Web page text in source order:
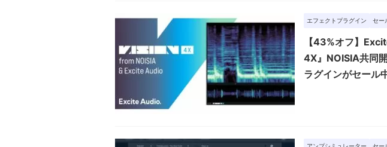
エフェクトプラグイン セー
【43%オフ】
4X』NOISIA共同
ラグインがセール